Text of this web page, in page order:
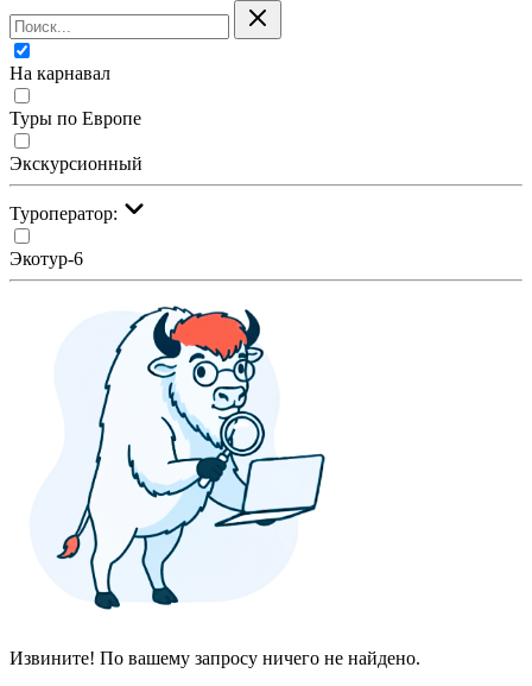
На карнавал
Туры по Европе
Экскурсионный
Туроператор:
Экотур-6
Извините! По вашему запросу ничего не найдено.